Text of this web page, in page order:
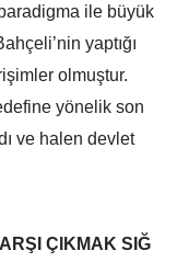
paradigma ile büyük
yaptığı
olmuştur.
yönelik son
ve halen devlet
ÇIKMAK SIĞ